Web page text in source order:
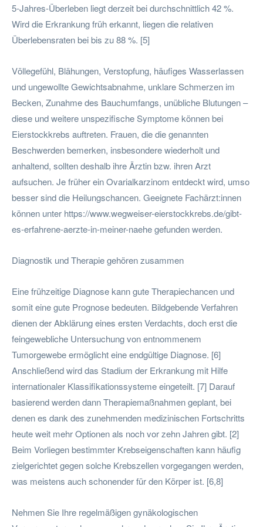
5-Jahres-Überleben liegt derzeit bei durchschnittlich 42 %.
Wird die Erkrankung früh erkannt, liegen die relativen
Überlebensraten bei bis zu 88 %. [5]
Völlegefühl, Blähungen, Verstopfung, häufiges Wasserlassen
und ungewollte Gewichtsabnahme, unklare Schmerzen im
Becken, Zunahme des Bauchumfangs, unübliche Blutungen –
diese und weitere unspezifische Symptome können bei
Eierstockkrebs auftreten. Frauen, die die genannten
Beschwerden bemerken, insbesondere wiederholt und
anhaltend, sollten deshalb ihre Ärztin bzw. ihren Arzt
aufsuchen. Je früher ein Ovarialkarzinom entdeckt wird, umso
besser sind die Heilungschancen. Geeignete Fachärzt:innen
können unter https://www.wegweiser-eierstockkrebs.de/gibt-
es-erfahrene-aerzte-in-meiner-naehe gefunden werden.
Diagnostik und Therapie gehören zusammen
Eine frühzeitige Diagnose kann gute Therapiechancen und
somit eine gute Prognose bedeuten. Bildgebende Verfahren
dienen der Abklärung eines ersten Verdachts, doch erst die
feingewebliche Untersuchung von entnommenem
Tumorgewebe ermöglicht eine endgültige Diagnose. [6]
Anschließend wird das Stadium der Erkrankung mit Hilfe
internationaler Klassifikationssysteme eingeteilt. [7] Darauf
basierend werden dann Therapiemaßnahmen geplant, bei
denen es dank des zunehmenden medizinischen Fortschritts
heute weit mehr Optionen als noch vor zehn Jahren gibt. [2]
Beim Vorliegen bestimmter Krebseigenschaften kann häufig
zielgerichtet gegen solche Krebszellen vorgegangen werden,
was meistens auch schonender für den Körper ist. [6,8]
Nehmen Sie Ihre regelmäßigen gynäkologischen